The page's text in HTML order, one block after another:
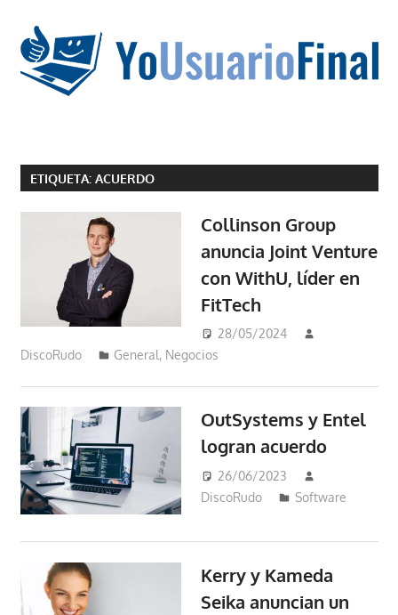
contenido
noETIQUETA: ACUERDO
Collinson Group
anuncia Joint Venture
con WithU, líder en
FitTech
28/05/2024
DiscoRudo
General, Negocios
OutSystems y Entel
logran acuerdo
26/06/2023
DiscoRudo
Software
Kerry y Kameda
Seika anuncian un